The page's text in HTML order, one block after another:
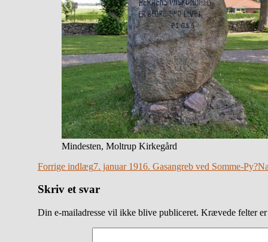
Mindesten, Moltrup Kirkegård
Indlægsnavigation
Forrige indlæg7. januar 1916. Gasangreb ved Somme-Py?
Skriv et svar
Din e-mailadresse vil ikke blive publiceret. Krævede felter er